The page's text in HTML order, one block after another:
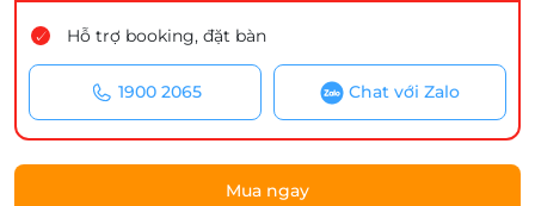
Hỗ trợ booking, đặt bàn
1900 2065 Chat với Zalo
Mua ngay